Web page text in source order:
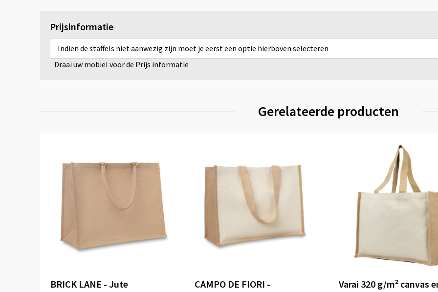
Prijsinformatie
Indien de staffels niet aanwezig zijn moet je eerst een optie hierboven selecteren
Draai uw mobiel voor de Prijs informatie
Gerelateerde producten
BRICK LANE - Jute
CAMPO DE FIORI -
Varai 320 g/m² canvas